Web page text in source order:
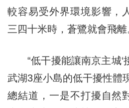
較容易受外界環境影響，
三四十米時，蒼鷺就會飛離
“低干擾能讓南京主城‘
武湖3座小島的低干擾性體
總結道，一是不打擾自然